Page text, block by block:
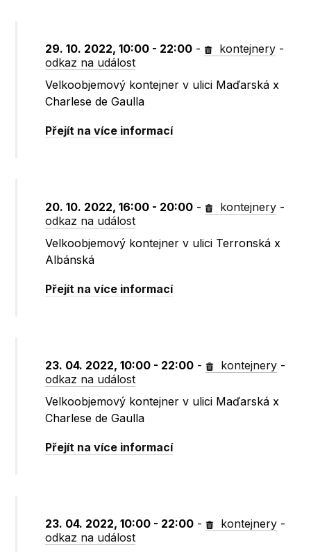
29. 10. 2022, 10:00 - 22:00 - kontejnery -
odkaz na událost
Velkoobjemový kontejner v ulici Maďarská x
Charlese de Gaulla
Přejít na více informací
20. 10. 2022, 16:00 - 20:00 - kontejnery -
odkaz na událost
Velkoobjemový kontejner v ulici Terronská x
Albánská
Přejít na více informací
23. 04. 2022, 10:00 - 22:00 - kontejnery -
odkaz na událost
Velkoobjemový kontejner v ulici Maďarská x
Charlese de Gaulla
Přejít na více informací
23. 04. 2022, 10:00 - 22:00 - kontejnery -
odkaz na událost